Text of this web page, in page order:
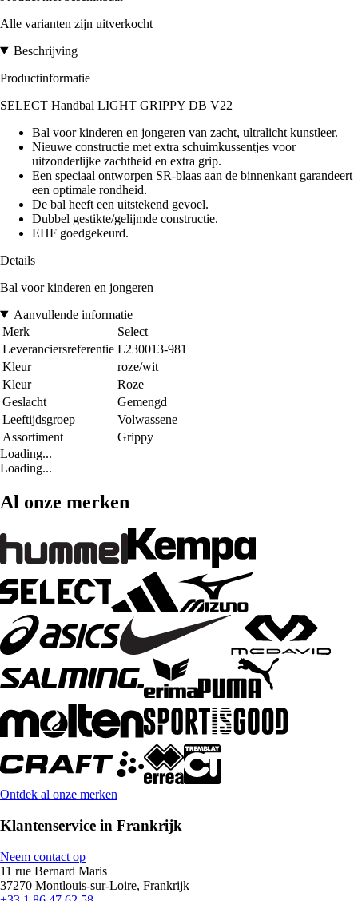
Alle varianten zijn uitverkocht
Beschrijving
Productinformatie
SELECT Handbal LIGHT GRIPPY DB V22
Bal voor kinderen en jongeren van zacht, ultralicht kunstleer.
Nieuwe constructie met extra schuimkussentjes voor
uitzonderlijke zachtheid en extra grip.
Een speciaal ontworpen SR-blaas aan de binnenkant garandeert
een optimale rondheid.
De bal heeft een uitstekend gevoel.
Dubbel gestikte/gelijmde constructie.
EHF goedgekeurd.
Details
Bal voor kinderen en jongeren
Aanvullende informatie
Merk
Select
Leveranciersreferentie L230013-981
Kleur
roze/wit
Kleur
Roze
Geslacht
Gemengd
Leeftijdsgroep
Volwassene
Assortiment
Grippy
Loading...
Loading...
Al onze merken
Ontdek al onze merken
Klantenservice in Frankrijk
Neem contact op
11 rue Bernard Maris
37270 Montlouis-sur-Loire, Frankrijk